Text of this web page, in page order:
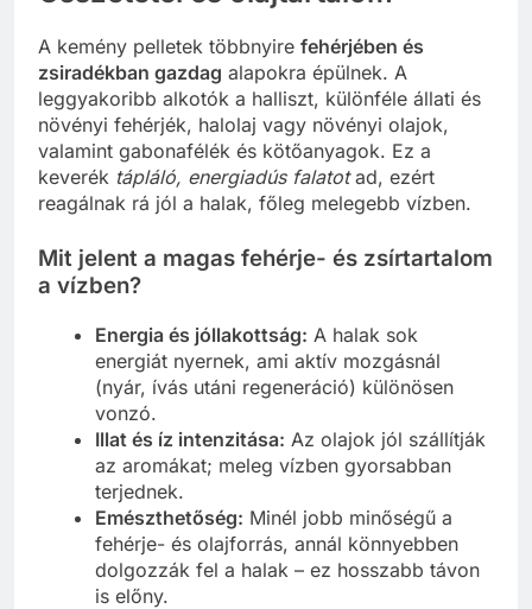
A kemény pelletek többnyire fehérjében és
zsiradékban gazdag alapokra épülnek. A
leggyakoribb alkotók a halliszt, különféle állati és
növényi fehérjék, halolaj vagy növényi olajok,
valamint gabonafélék és kötőanyagok. Ez a
keverék tápláló, energiadús falatotad, ezért
reagálnak rá jól a halak, főleg melegebb vízben.
Mit jelent a magas fehérje- és zsírtartalom
a vízben?
Energia és jóllakottság: A halak sok
energiát nyernek, ami aktív mozgásnál
(nyár, ívás utáni regeneráció) különösen
vonzó.
Illat és íz intenzitása: Az olajok jól szállítják
az aromákat; meleg vízben gyorsabban
terjednek.
Emészthetőség: Minél jobb minőségű a
fehérje- és olajforrás, annál könnyebben
dolgozzák fel a halak – ez hosszabb távon
is előny.